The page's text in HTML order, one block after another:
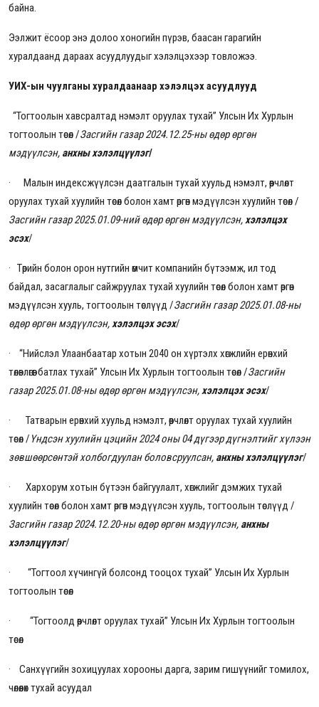
байна.
Ээлжит ёсоор энэ долоо хоногийн пүрэв, баасан гарагийн
хуралдаанд дараах асуудлуудыг хэлэлцэхээр товложээ.
УИХ-ын чуулганы хуралдаанаар хэлэлцэх асуудлууд
“Тогтоолын хавсралтад нэмэлт оруулах тухай” Улсын Их Хурлын
тогтоолын төсөл/Засгийн газар 2024.12.25-ны өдөр өргөн
мэдүүлсэн, анхны хэлэлцүүлэг/
· Малын индексжүүлсэн даатгалын тухай хуульд нэмэлт, өөрчлөлт
оруулах тухай хуулийн төсөл болон хамт өргөн мэдүүлсэн хуулийн төсөл/
Засгийн газар 2025.01.09-ний өдөр өргөн мэдүүлсэн,хэлэлцэх
эсэх/
· Төрийн болон орон нутгийн өмчит компанийн бүтээмж, ил тод
байдал, засаглалыг сайжруулах тухай хуулийн төсөл болон хамт өргөн
мэдүүлсэн хууль, тогтоолын төслүүд /Засгийн газар 2025.01.08-ны
өдөр өргөн мэдүүлсэн,хэлэлцэх эсэх/
· “Нийслэл Улаанбаатар хотын 2040 он хүртэлх хөгжлийн ерөнхий
төлөвлөгөөг батлах тухай” Улсын Их Хурлын тогтоолын төсөл/Засгийн
газар 2025.01.08-ны өдөр өргөн мэдүүлсэн,хэлэлцэх эсэх/
· Татварын ерөнхий хуульд нэмэлт, өөрчлөлт оруулах тухай хуулийн
төсөл / Үндсэн хуулийн цэцийн 2024 оны 04 дүгээр дүгнэлтийг хүлээн
зөвшөөрсөнтэй холбогдуулан боловсруулсан, анхны хэлэлцүүлэг/
· Хархорум хотын бүтээн байгуулалт, хөгжлийг дэмжих тухай
хуулийн төсөл болон хамт өргөн мэдүүлсэн хууль, тогтоолын төслүүд /
Засгийн газар 2024.12.20-ны өдөр өргөн мэдүүлсэн, анхны
хэлэлцүүлэг/
· “Тогтоол хүчингүй болсонд тооцох тухай” Улсын Их Хурлын
тогтоолын төсөл
· “Тогтоолд өөрчлөлт оруулах тухай” Улсын Их Хурлын тогтоолын
төсөл
· Санхүүгийн зохицуулах хорооны дарга, зарим гишүүнийг томилох,
чөлөөлөх тухай асуудал